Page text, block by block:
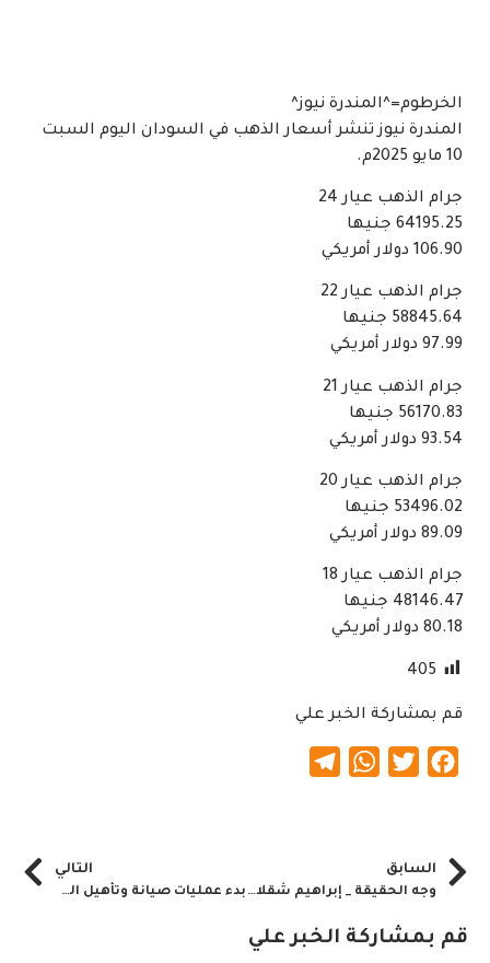
الخرطوم=^المندرة نيوز^
المندرة نيوز تنشر أسعار الذهب في السودان اليوم السبت
10 مايو 2025م.
جرام الذهب عيار 24
64195.25 جنيها
106.90 دولار أمريكي
جرام الذهب عيار 22
58845.64 جنيها
97.99 دولار أمريكي
جرام الذهب عيار 21
56170.83 جنيها
93.54 دولار أمريكي
جرام الذهب عيار 20
53496.02 جنيها
89.09 دولار أمريكي
جرام الذهب عيار 18
48146.47 جنيها
80.18 دولار أمريكي
405
قم بمشاركة الخبر علي
Facebook
Twitter
WhatsApp
السابق
وجه الحقيقة _ إبراهيم شقلاوي يكتب.. السودان والصين بعيدًا عن المزايدة السياسية
التالي
بدء عمليات صيانة وتأهيل الطرق الداخلية بالخرطوم
قم بمشاركة الخبر علي